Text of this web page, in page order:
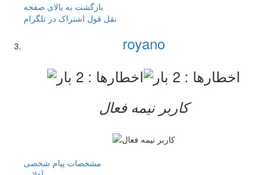
بازگشت به بالای صفحه
نقل قول اشتراک در تلگرام
royano
کاربر نيمه فعال
مشخصات پیام شخصی